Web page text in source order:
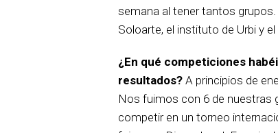
semana al tener tantos
Soloarte, el instituto de Urbi y
¿En qué competiciones
resultados? A principios de
Nos fuimos con 6 de nuestras
competir en un torneo